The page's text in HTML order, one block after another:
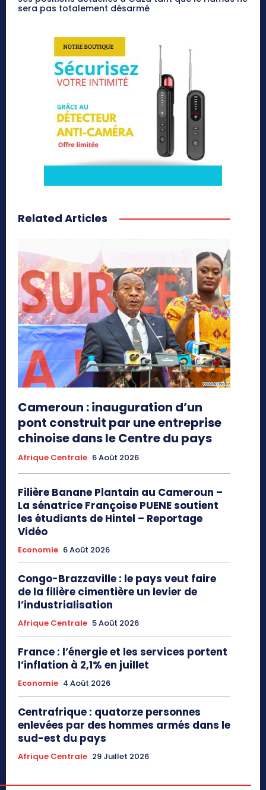
sera pas totalement désarmé
Related Articles
Cameroun : inauguration d’un
pont construit par une entreprise
chinoise dans le Centre du pays
Afrique Centrale 6 Août 2026
Filière Banane Plantain au Cameroun –
La sénatrice Françoise PUENE soutient
les étudiants de Hintel – Reportage
Vidéo
Economie 6 Août 2026
Congo-Brazzaville : le pays veut faire
de la filière cimentière un levier de
l’industrialisation
Afrique Centrale 5 Août 2026
France : l’énergie et les services portent
l’inflation à 2,1% en juillet
Economie 4 Août 2026
Centrafrique : quatorze personnes
enlevées par des hommes armés dans le
sud-est du pays
Afrique Centrale 29 Juillet 2026